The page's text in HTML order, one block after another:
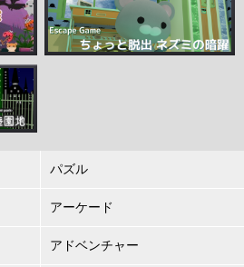
パズル
アーケード
アドベンチャー